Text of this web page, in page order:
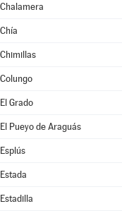
Chalamera
Chía
Chimillas
Colungo
El Grado
El Pueyo de Araguás
Esplús
Estada
Estadilla